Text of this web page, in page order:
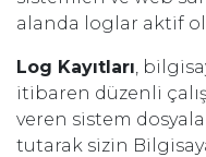
alanda loglar aktif
Log Kayıtları,
itibaren düzenli
veren sistem
tutarak sizin